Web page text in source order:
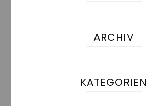
ARCHIV
KATEGORIEN